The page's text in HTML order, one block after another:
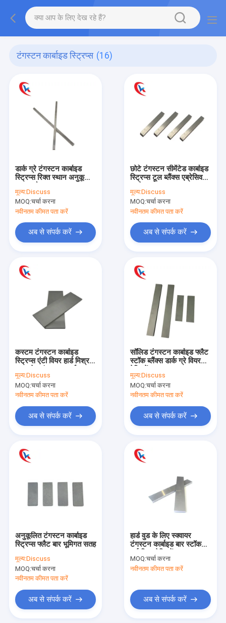
टंगस्टन कार्बाइड स्ट्रिप्स (16)
डार्क ग्रे टंगस्टन कार्बाइड
स्ट्रिप्स रिक्त स्थान अनुकूलित
मूल्य:Discuss
MOQ:चर्चा करना
नवीनतम कीमत पता करें
अब से संपर्क करें
छोटे टंगस्टन सीमेंटेड कार्बाइड
स्ट्रिप्स टूल ब्लैंक्स एब्रेसिव
मूल्य:Discuss
MOQ:चर्चा करना
नवीनतम कीमत पता करें
अब से संपर्क करें
कस्टम टंगस्टन कार्बाइड
स्ट्रिप्स एंटी वियर हार्ड मिश्र
स्ट्रिप्स
मूल्य:Discuss
MOQ:चर्चा करना
नवीनतम कीमत पता करें
अब से संपर्क करें
सॉलिड टंगस्टन कार्बाइड फ्लैट
स्टॉक ब्लैंक्स डार्क ग्रे वियर
मूल्य:Discuss
MOQ:चर्चा करना
नवीनतम कीमत पता करें
अब से संपर्क करें
अनुकूलित टंगस्टन कार्बाइड
स्ट्रिप्स फ्लैट बार भूमिगत सतह
मूल्य:Discuss
MOQ:चर्चा करना
नवीनतम कीमत पता करें
अब से संपर्क करें
हार्ड वुड के लिए स्क्वायर
टंगस्टन कार्बाइड बार स्टॉक
हाई वियर रेसिस्टेंट
MOQ:चर्चा करना
नवीनतम कीमत पता करें
अब से संपर्क करें